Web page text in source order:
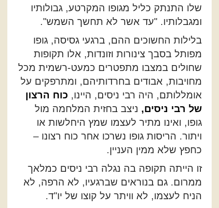
שלו התנתק כליל מגופו המקרטע, גבולותיו
ומגבלותיו. "עד אשר לא תחשך השמש".
בלילות החשוכים ההם, ברגעי גסיסה, גופו
מפותל בסבך צינורות וזונדות, אלו תקופות
שחולים במצבו מתפטרים כמעט-רשמית מכל
מחויבות, אבודים בחרדותיהם, ומתרפקים על
אומללותם, היה רבי ניסים, היינו, כוח הרצון
של רבי ניסים, ניצב בחזית המלחמה מול
גופו, ואינו מתיר לעצמו שמץ היחלשות או
ויתור. הריסות גופו נשרכו אחר כוח רצונו –
כחפץ שלא ממין העניין.
זו הייתה תקופה בה נגלה רבי ניסים כמלאך
ממרום. גם בנוראים שברגעיו, לא הרפה, לא
הניח לעצמו, לא וויתר על קוצו של יו"ד.